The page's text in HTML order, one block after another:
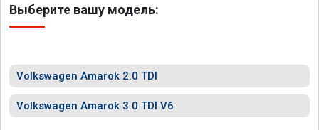
Выберите вашу модель:
Volkswagen Amarok 2.0 TDI
Volkswagen Amarok 3.0 TDI V6